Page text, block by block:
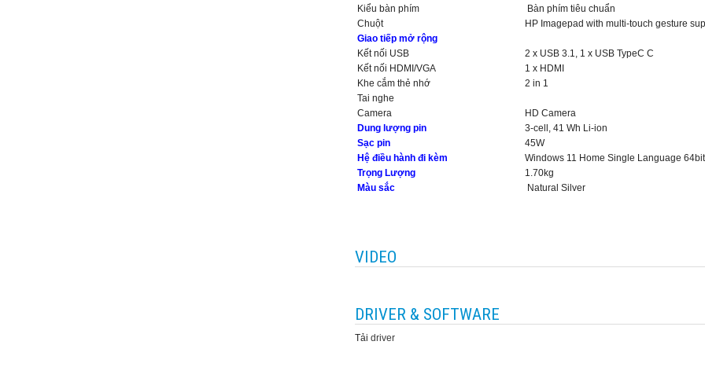
Kiểu bàn phím
Bàn phím tiêu chuẩn
Chuột
HP Imagepad with multi-touch gesture
Giao tiếp mở rộng
Kết nối USB
2 x USB 3.1, 1 x USB TypeC C
Kết nối HDMI/VGA
1 x HDMI
Khe cắm thẻ nhớ
2 in 1
Tai nghe
Camera
HD Camera
Dung lượng pin
3-cell, 41 Wh Li-ion
Sạc pin
45W
Hệ điều hành đi kèm
Windows 11 Home Single Language 64bit
Trọng Lượng
1.70kg
Màu sắc
Natural Silver
VIDEO
DRIVER & SOFTWARE
Tải driver